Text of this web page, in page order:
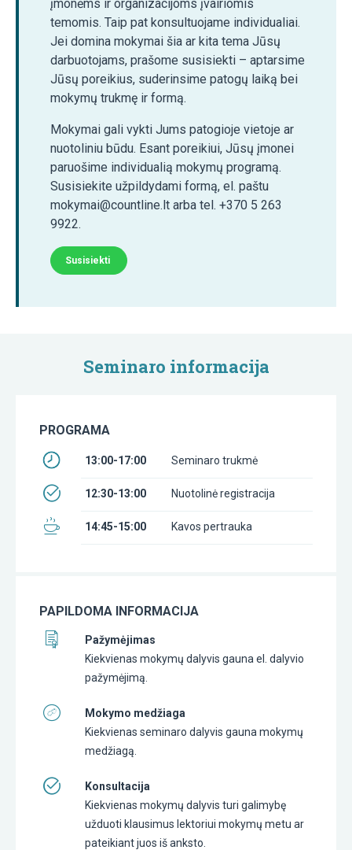
įmonėms ir organizacijoms įvairiomis
temomis. Taip pat konsultuojame individualiai.
Jei domina mokymai šia ar kita tema Jūsų
darbuotojams, prašome susisiekti – aptarsime
Jūsų poreikius, suderinsime patogų laiką bei
mokymų trukmę ir formą.
Mokymai gali vykti Jums patogioje vietoje ar
nuotoliniu būdu. Esant poreikiui, Jūsų įmonei
paruošime individualią mokymų programą.
Susisiekite užpildydami formą, el. paštu
mokymai@countline.lt arba tel. +370 5 263
9922.
Susisiekti
Seminaro informacija
PROGRAMA
13:00-17:00 Seminaro trukmė
12:30-13:00 Nuotolinė registracija
14:45-15:00 Kavos pertrauka
PAPILDOMA INFORMACIJA
Pažymėjimas
Kiekvienas mokymų dalyvis gauna el. dalyvio
pažymėjimą.
Mokymo medžiaga
Kiekvienas seminaro dalyvis gauna mokymų
medžiagą.
Konsultacija
Kiekvienas mokymų dalyvis turi galimybę
užduoti klausimus lektoriui mokymų metu ar
pateikiant juos iš anksto.